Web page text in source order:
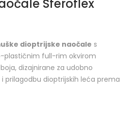
Sferoflex
dioptrijske naočale s
full-rim okvirom
dizajnirane za udobno
prilagodbu dioptrijskih leća prema